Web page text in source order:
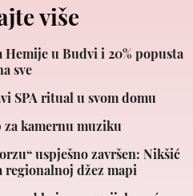
više
u Budvi i 20% popusta
sve
SPA ritual u svom domu
kamernu muziku
uspješno završen: Nikšić
džez mapi